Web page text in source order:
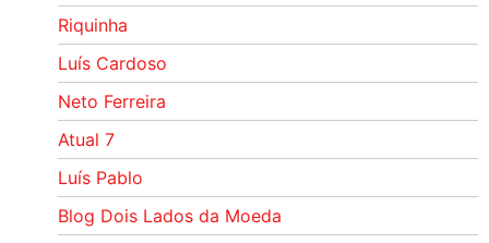
Riquinha
Luís Cardoso
Neto Ferreira
Atual 7
Luís Pablo
Blog Dois Lados da Moeda